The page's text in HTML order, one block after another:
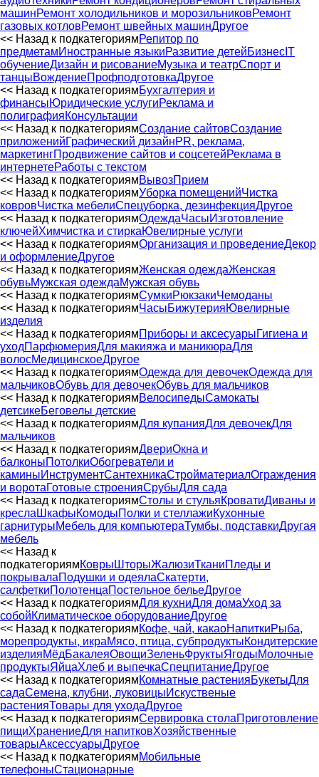
машинРемонт холодильников и морозильниковРемонт
газовых котловРемонт швейных машинДругое
<< Назад к подкатегориямРепитор по
предметамИностранные языкиРазвитие детейБизнес IT
обучениеДизайн и рисованиеМузыка и театрСпорт и
танцыВождениеПрофподготовкаДругое
<< Назад к подкатегориямБухгалтерия и
финансыЮридические услугиРеклама и
полиграфияКонсультации
<< Назад к подкатегориямСоздание сайтовСоздание
приложенийГрафический дизайнPR, реклама,
маркетингПродвижение сайтов и соцсетейРеклама в
интернетеРаботы с текстом
<< Назад к подкатегориямВывозПрием
<< Назад к подкатегориямУборка помещенийЧистка
ковровЧистка мебелиСпецуборка, дезинфекцияДругое
<< Назад к подкатегориямОдеждаЧасыИзготовление
ключейХимчистка и стиркаЮвелирные услуги
<< Назад к подкатегориямОрганизация и проведениеДекор
и оформлениеДругое
<< Назад к подкатегориямЖенская одеждаЖенская
обувьМужская одеждаМужская обувь
<< Назад к подкатегориямСумкиРюкзакиЧемоданы
<< Назад к подкатегориямЧасыБижутерияЮвелирные
изделия
<< Назад к подкатегориямПриборы и аксесуарыГигиена и
уходПарфюмерияДля макияжа и маникюраДля
волосМедицинскоеДругое
<< Назад к подкатегориямОдежда для девочекОдежда для
мальчиковОбувь для девочекОбувь для мальчиков
<< Назад к подкатегориямВелосипедыСамокаты
детсикеБеговелы детские
<< Назад к подкатегориямДля купанияДля девочекДля
мальчиков
<< Назад к подкатегориямДвериОкна и
балконыПотолкиОбогреватели и
каминыИнструментСантехникаСтройматериалОграждения
и воротаГотовые строенияСрубыДля сада
<< Назад к подкатегориямСтолы и стульяКроватиДиваны и
кресла ШкафыКомодыПолки и стеллажиКухонные
гарнитурыМебель для компьютераТумбы, подставкиДругая
мебель
<< Назад к
подкатегориямКовры ШторыЖалюзиТканиПледы и
покрывалаПодушки и одеялаСкатерти,
салфеткиПолотенцаПостельное бельеДругое
<< Назад к подкатегориямДля кухниДля домаУход за
собойКлиматическое оборудованиеДругое
<< Назад к подкатегориямКофе, чай, какаоНапиткиРыба,
морепродукты, икраМясо, птица, субпродуктыКондитерские
изделияМёдБакалеяОвощиЗеленьФруктыЯгодыМолочные
продуктыЯйцаХлеб и выпечкаСпецпитаниеДругое
<< Назад к подкатегориямКомнатные растенияБукетыДля
садаСемена, клубни, луковицыИскуственые
растенияТовары для уходаДругое
<< Назад к подкатегориямСервировка столаПриготовление
пищиХранениеДля напитковХозяйственные
товарыАксессуарыДругое
<< Назад к подкатегориямМобильные
телефоныСтационарные